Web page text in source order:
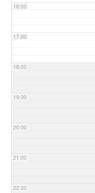
16:00
17:00
18:00
19:00
20:00
21:00
22:00